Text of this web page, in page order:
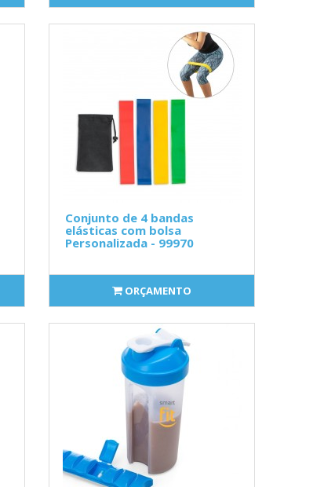
Conjunto de 4 bandas
elásticas com bolsa
Personalizada - 99970
ORÇAMENTO